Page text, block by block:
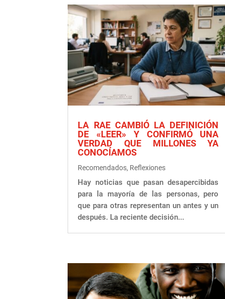
LA RAE CAMBIÓ LA DEFINICIÓN
DE «LEER» Y CONFIRMÓ UNA
VERDAD QUE MILLONES YA
CONOCÍAMOS
Recomendados, Reflexiones
Hay noticias que pasan desapercibidas
para la mayoría de las personas, pero
que para otras representan un antes y un
después. La reciente decisión...